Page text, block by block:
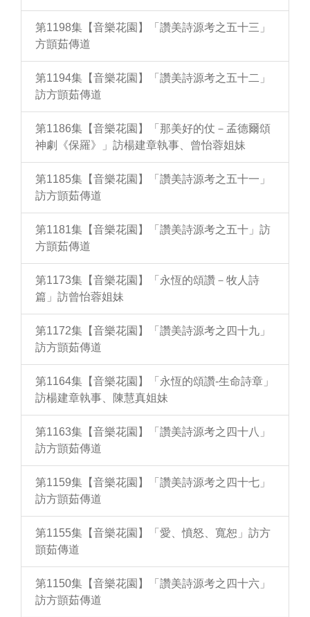
第1198集【音樂花園】「讚美詩源考之五十三」
方顗茹傳道
第1194集【音樂花園】「讚美詩源考之五十二」
訪方顗茹傳道
第1186集【音樂花園】「那美好的仗－孟德爾頌
神劇《保羅》」訪楊建章執事、曾怡蓉姐妹
第1185集【音樂花園】「讚美詩源考之五十一」
訪方顗茹傳道
第1181集【音樂花園】「讚美詩源考之五十」訪
方顗茹傳道
第1173集【音樂花園】「永恆的頌讚－牧人詩
篇」訪曾怡蓉姐妹
第1172集【音樂花園】「讚美詩源考之四十九」
訪方顗茹傳道
第1164集【音樂花園】「永恆的頌讚-生命詩章」
訪楊建章執事、陳慧真姐妹
第1163集【音樂花園】「讚美詩源考之四十八」
訪方顗茹傳道
第1159集【音樂花園】「讚美詩源考之四十七」
訪方顗茹傳道
第1155集【音樂花園】「愛、憤怒、寬恕」訪方
顗茹傳道
第1150集【音樂花園】「讚美詩源考之四十六」
訪方顗茹傳道